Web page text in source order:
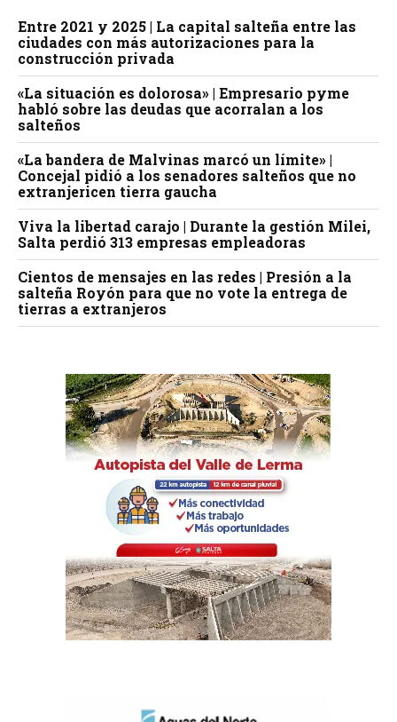
Entre 2021 y 2025 | La capital salteña entre las
ciudades con más autorizaciones para la
construcción privada
«La situación es dolorosa» | Empresario pyme
habló sobre las deudas que acorralan a los
salteños
«La bandera de Malvinas marcó un límite» |
Concejal pidió a los senadores salteños que no
extranjericen tierra gaucha
Viva la libertad carajo | Durante la gestión Milei,
Salta perdió 313 empresas empleadoras
Cientos de mensajes en las redes | Presión a la
salteña Royón para que no vote la entrega de
tierras a extranjeros